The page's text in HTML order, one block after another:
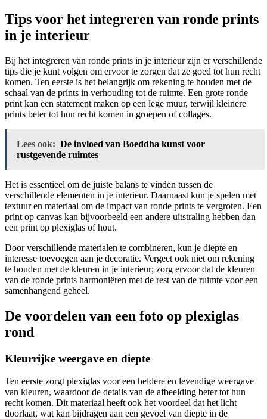
Tips voor het integreren van ronde prints
in je interieur
Bij het integreren van ronde prints in je interieur zijn er verschillende
tips die je kunt volgen om ervoor te zorgen dat ze goed tot hun recht
komen. Ten eerste is het belangrijk om rekening te houden met de
schaal van de prints in verhouding tot de ruimte. Een grote ronde
print kan een statement maken op een lege muur, terwijl kleinere
prints beter tot hun recht komen in groepen of collages.
Lees ook: De invloed van Boeddha kunst voor
rustgevende ruimtes
Het is essentieel om de juiste balans te vinden tussen de
verschillende elementen in je interieur. Daarnaast kun je spelen met
textuur en materiaal om de impact van ronde prints te vergroten. Een
print op canvas kan bijvoorbeeld een andere uitstraling hebben dan
een print op plexiglas of hout.
Door verschillende materialen te combineren, kun je diepte en
interesse toevoegen aan je decoratie. Vergeet ook niet om rekening
te houden met de kleuren in je interieur; zorg ervoor dat de kleuren
van de ronde prints harmoniëren met de rest van de ruimte voor een
samenhangend geheel.
De voordelen van een foto op plexiglas
rond
Kleurrijke weergave en diepte
Ten eerste zorgt plexiglas voor een heldere en levendige weergave
van kleuren, waardoor de details van de afbeelding beter tot hun
recht komen. Dit materiaal heeft ook het voordeel dat het licht
doorlaat, wat kan bijdragen aan een gevoel van diepte in de